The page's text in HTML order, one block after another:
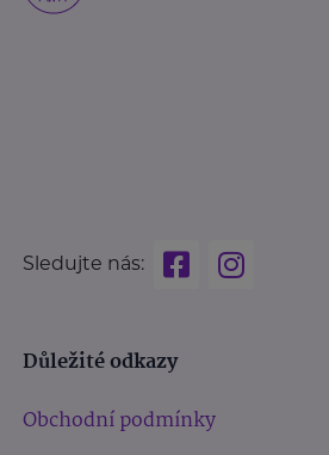
Sledujte nás:
Důležité odkazy
Obchodní podmínky